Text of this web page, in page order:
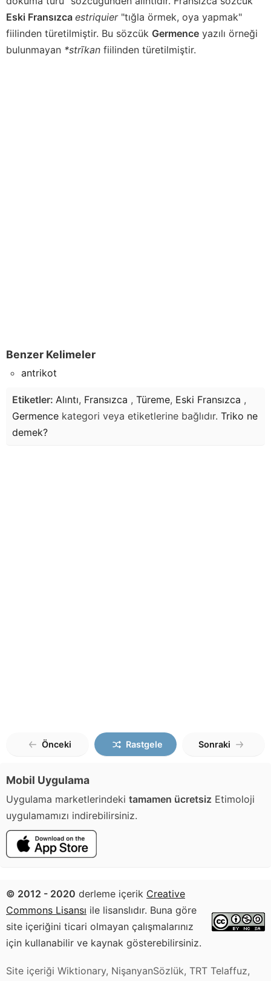
Eski Fransızca estriquier"tığla örmek, oya yapmak"
fiilinden türetilmiştir. Bu sözcük Germence yazılı örneği
bulunmayan *strīkan fiilinden türetilmiştir.
Benzer Kelimeler
antrikot
Etiketler: Alıntı, Fransızca , Türeme, Eski Fransızca ,
Germence kategori veya etiketlerine bağlıdır. Triko ne
demek?
Önceki Rastgele Sonraki
Mobil Uygulama
Uygulama marketlerindeki tamamen ücretsiz Etimoloji
uygulamamızı indirebilirsiniz.
© 2012 - 2020 derleme içerik Creative
Commons Lisansı ile lisanslıdır. Buna göre
site içeriğini ticari olmayan çalışmalarınız
için kullanabilir ve kaynak gösterebilirsiniz.
Site içeriği Wiktionary, NişanyanSözlük, TRT Telaffuz,